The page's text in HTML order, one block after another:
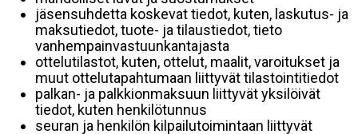
jäsensuhdetta koskevat tiedot, kuten, laskutus- ja
maksutiedot, tuote- ja tilaustiedot, tieto
vanhempainvastuunkantajasta
ottelutilastot, kuten, ottelut, maalit, varoitukset ja
muut ottelutapahtumaan liittyvät tilastointitiedot
palkan- ja palkkionmaksuun liittyvät yksilöivät
tiedot, kuten henkilötunnus
seuran ja henkilön kilpailutoimintaan liittyvät